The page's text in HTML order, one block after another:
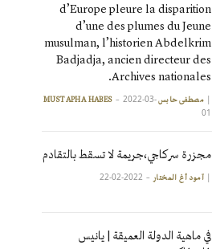
d’Europe pleure la disparition
d’une des plumes du Jeune
musulman, l’historien Abdelkrim
Badjadja, ancien directeur des
Archives nationales.
| مصطفى حابس MUSTAPHA HABES2022-03-
01
مجزرة سركاجي،جريمة لا تسقط بالتقادم
| آمود أغ المختار 2022-02-22
في ماهية الدولة العميقة | يانيس